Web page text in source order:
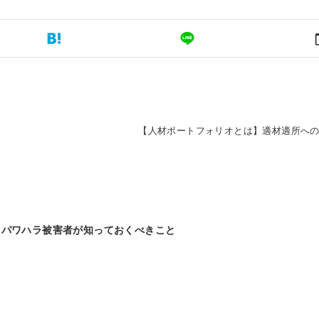
【人材ポートフォリオとは】適材適所へ
ワハラ被害者が知っておくべきこと